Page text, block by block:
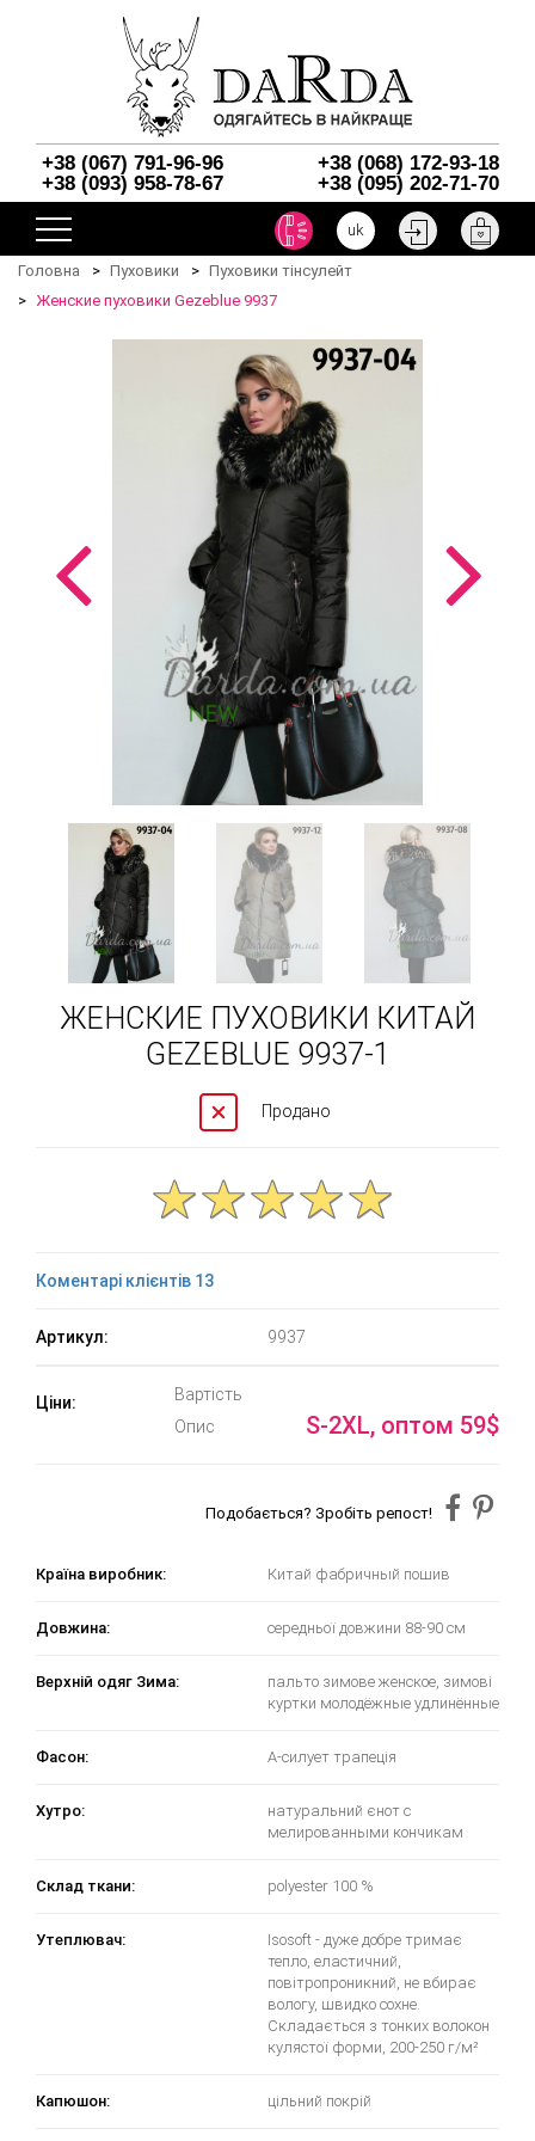
+38 (067) 791-96-96
+38 (068) 172-93-18
+38 (093) 958-78-67
+38 (095) 202-71-70
uk
Головна Пуховики
Пуховики тінсулейт
Женские пуховики Gezeblue 9937
ЖЕНСКИЕ ПУХОВИКИ КИТАЙ
GEZEBLUE 9937-1
Продано
Коментарі клієнтів 13
Артикул: 9937
Ціни:
Вартість
Опис
S-2XL, оптом 59$
Подобається? Зробіть репост!
Країна виробник: Китай фабричный пошив
Довжина: середньої довжини 88-90 см
Верхній одяг Зима:
пальто зимове женское, зимові
куртки молодёжные удлинённые
Фасон: А-силует трапеція
Хутро:
натуральний єнот с
мелированными кончикам
Склад ткани: polyester 100 %
Утеплювач:
Isosoft - дуже добре тримає
тепло, еластичний,
повітропроникний, не вбирає
вологу, швидко сохне.
Складається з тонких волокон
кулястої форми, 200-250 г/м²
Капюшон: цільний покрій